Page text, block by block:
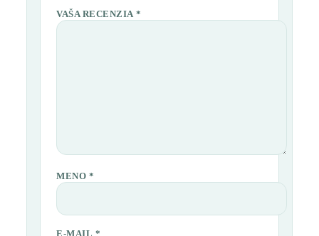
VAŠA RECENZIA *
MENO *
E-MAIL *